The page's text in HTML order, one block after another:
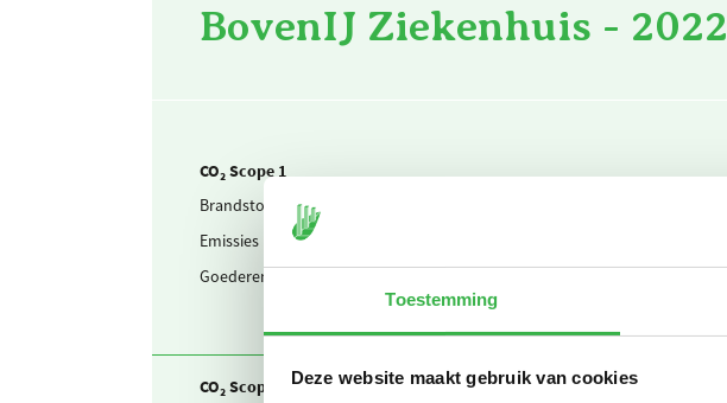
Toestemming
Deze website maakt gebruik van cookies
BovenIJ Ziekenhuis - 2022
CO₂ Scope 1
Brandstof & warmte
Emissies
Goederenvervoer
CO₂ Scope 2 en Business travel